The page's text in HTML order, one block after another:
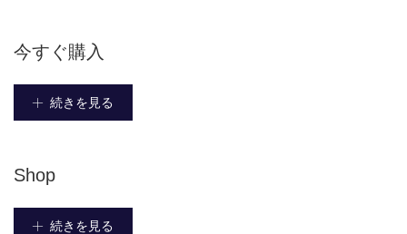
今すぐ購入
続きを見る
Shop
続きを見る